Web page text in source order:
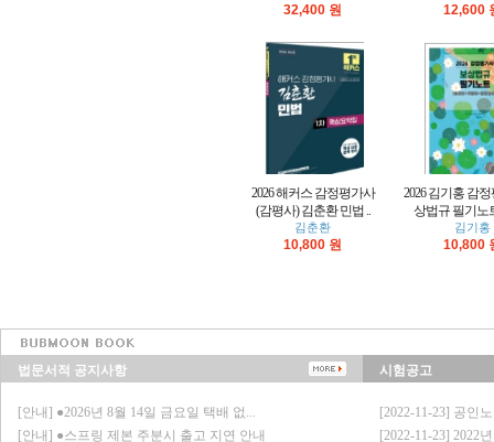
32,400 원 12,600
2026 해커스 감정평가사
(감평사) 김춘환 민법 ..
김춘환
10,800 원
2026 김기홍 감
상법규 필기노
김기홍
10,800
법문서적 공지사항 시험공고
[안내] ●2026년 8월 14일 금요일 택배 없...
[2022-11-23] 공인
[안내] ●스프링 제본 주분시 출고 지연 안내
[2022-11-23] 2022